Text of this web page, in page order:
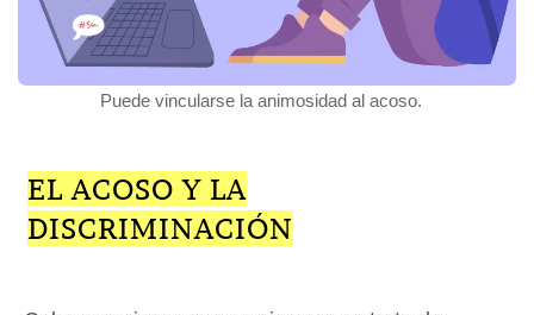
Puede vincularse la animosidad al acoso.
EL ACOSO Y LA
DISCRIMINACIÓN